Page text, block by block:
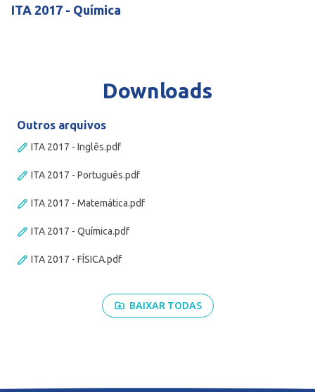
ITA 2017 - Química
Downloads
Outros arquivos
ITA 2017 - Inglês.pdf
ITA 2017 - Português.pdf
ITA 2017 - Matemática.pdf
ITA 2017 - Química.pdf
ITA 2017 - FÍSICA.pdf
BAIXAR TODAS